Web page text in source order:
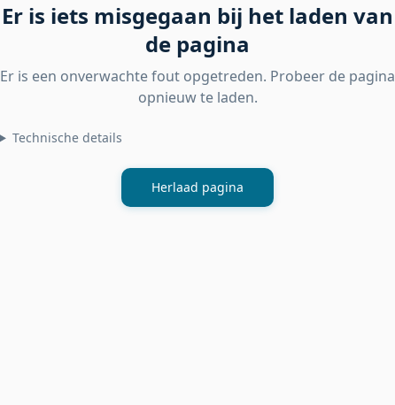
Er is iets misgegaan bij het laden van
de pagina
Er is een onverwachte fout opgetreden. Probeer de pagina
opnieuw te laden.
Technische details
Herlaad pagina